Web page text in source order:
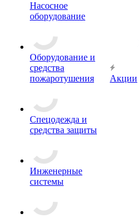
Насосное
оборудование
Оборудование и
средства
пожаротушения
Спецодежда и
средства защиты
Инженерные
системы
Акции